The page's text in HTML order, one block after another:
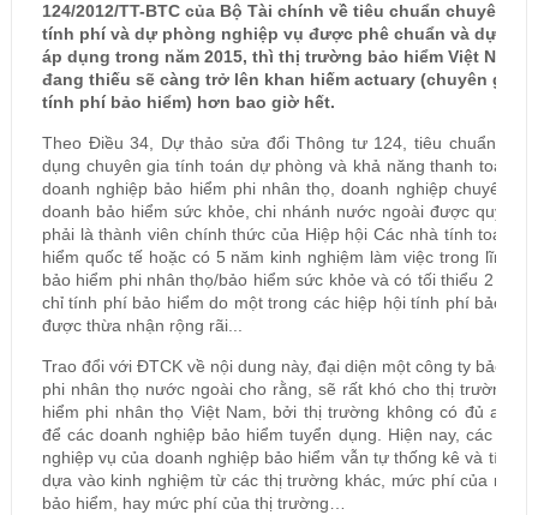
124/2012/TT-BTC của Bộ Tài chính về tiêu chuẩn chuyên gia
tính phí và dự phòng nghiệp vụ được phê chuẩn và dự tính
áp dụng trong năm 2015, thì thị trường bảo hiểm Việt Nam
đang thiếu sẽ càng trở lên khan hiếm actuary (chuyên gia
tính phí bảo hiểm) hơn bao giờ hết.
Theo Điều 34, Dự thảo sửa đổi Thông tư 124, tiêu chuẩn và
dụng chuyên gia tính toán dự phòng và khả năng thanh toán
doanh nghiệp bảo hiểm phi nhân thọ, doanh nghiệp chuyên
doanh bảo hiểm sức khỏe, chi nhánh nước ngoài được quy
phải là thành viên chính thức của Hiệp hội Các nhà tính toán
hiểm quốc tế hoặc có 5 năm kinh nghiệm làm việc trong lĩnh
bảo hiểm phi nhân thọ/bảo hiểm sức khỏe và có tối thiểu 2
chỉ tính phí bảo hiểm do một trong các hiệp hội tính phí bảo
được thừa nhận rộng rãi...
Trao đổi với ĐTCK về nội dung này, đại diện một công ty bảo
phi nhân thọ nước ngoài cho rằng, sẽ rất khó cho thị trường
hiểm phi nhân thọ Việt Nam, bởi thị trường không có đủ
để các doanh nghiệp bảo hiểm tuyển dụng. Hiện nay, các
nghiệp vụ của doanh nghiệp bảo hiểm vẫn tự thống kê và tính
dựa vào kinh nghiệm từ các thị trường khác, mức phí của nhà
bảo hiểm, hay mức phí của thị trường…